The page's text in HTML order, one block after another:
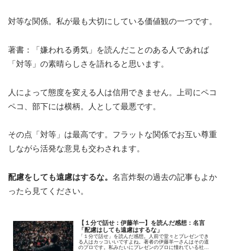
対等な関係。私が最も大切にしている価値観の一つです。
著書：「嫌われる勇気」を読んだことのある人であれば
「対等」の素晴らしさを語れると思います。
人によって態度を変える人は信用できません。上司にペコ
ペコ、部下には横柄。人として最悪です。
その点「対等」は最高です。フラットな関係でお互い尊重
しながら活発な意見も交わされます。
配慮をしても遠慮はするな。 名言炸裂の過去の記事もよか
ったら見てください。
【１分で話せ：伊藤羊一】を読んだ感想：名言
「配慮はしても遠慮はするな」
「１分で話せ」を読んだ感想。人前で堂々とプレゼンでき
る人はカッコいいですよね。著者の伊藤羊一さんはその道
のプロです。私みたいにプレゼンのプロに憧れている社会